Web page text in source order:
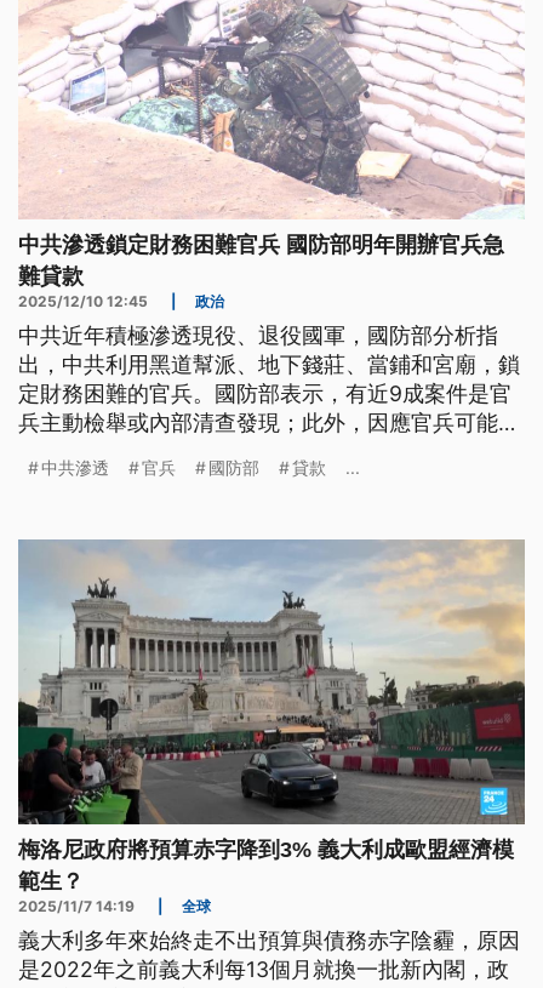
中共滲透鎖定財務困難官兵 國防部明年開辦官兵急
難貸款
2025/12/10 12:45 政治
中共近年積極滲透現役、退役國軍，國防部分析指
出，中共利用黑道幫派、地下錢莊、當鋪和宮廟，鎖
定財務困難的官兵。國防部表示，有近9成案件是官
兵主動檢舉或內部清查發現；此外，因應官兵可能面
（2026）年1月上路。
中共滲透 官兵 國防部 貸款 ...
梅洛尼政府將預算赤字降到3% 義大利成歐盟經濟模
範生？
2025/11/7 14:19 全球
義大利多年來始終走不出預算與債務赤字陰霾，原因
是2022年之前義大利每13個月就換一批新內閣，政